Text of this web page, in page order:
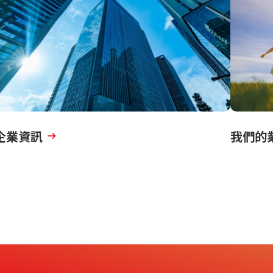
業資訊 我們的